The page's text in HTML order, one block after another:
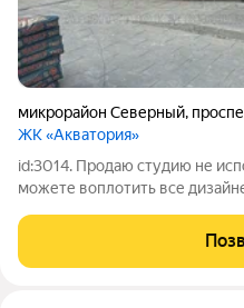
микрорайон Северный,
ЖК «Акватория»
id:3014. Продаю студию не
можете воплотить все
детский сад,ПВЗ,)
время можно уехать в любое